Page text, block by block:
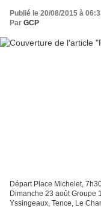
Publié le 20/08/2015 à
Par GCP
Départ Place Michelet,
Dimanche 23 août Groupe
Yssingeaux, Tence, Le